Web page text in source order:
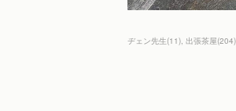
ヂェン先生(11) 出張茶屋(204)